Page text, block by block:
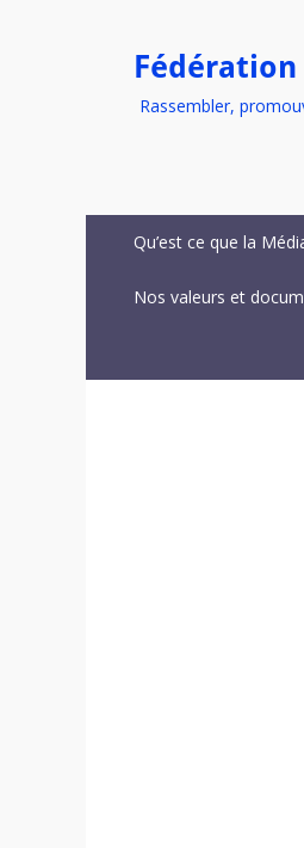
Rassembler,
principal
Qu’est ce que la
Nos valeurs et